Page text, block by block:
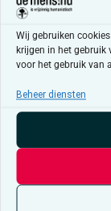
Wij gebruiken
krijgen in het gebruik
voor het gebruik van
Beheer diensten
Column